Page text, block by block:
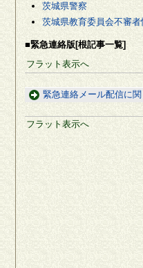
茨城県警察
茨城県教育委員会不審者
■緊急連絡版[根記事一覧]
フラット表示へ
緊急連絡メール配信に
フラット表示へ